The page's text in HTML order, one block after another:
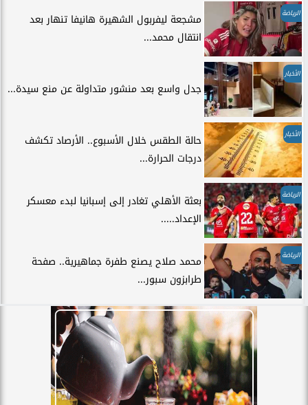
الرياضة
مشجعة ليفربول الشهيرة هانيفا تنهار بعد
انتقال محمد...
الأخبار
جدل واسع بعد منشور متداولة عن منع سيدة...
الأخبار
حالة الطقس خلال الأسبوع.. الأرصاد تكشف
درجات الحرارة...
الرياضة
بعثة الأهلي تغادر إلى إسبانيا لبدء معسكر
الإعداد.....
الرياضة
محمد صلاح يصنع طفرة جماهيرية.. صفحة
طرابزون سبور...